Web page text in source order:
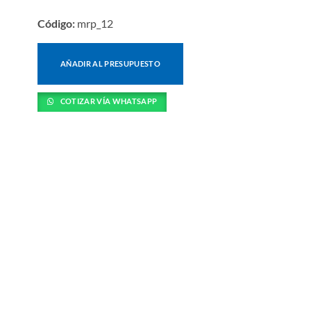
Código: mrp_12
AÑADIR AL PRESUPUESTO
COTIZAR VÍA WHATSAPP